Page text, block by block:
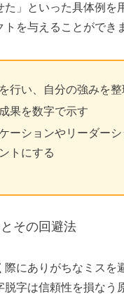
た」といった具体例を
を与えることができ
行い、自分の強みを整
果を数字で示す
ーションやリーダー
トにする
その回避法
際にありがちなミスを
脱字は信頼性を損なう